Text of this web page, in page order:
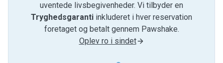
uventede livsbegivenheder. Vi tilbyder en
Tryghedsgaranti inkluderet i hver reservation
foretaget og betalt gennem Pawshake.
Oplev ro i sindet